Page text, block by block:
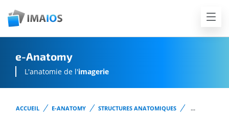
e-Anatomy
L'anatomie de l'imagerie
ACCUEIL E-ANATOMY STRUCTURES ANATOMIQUES
...